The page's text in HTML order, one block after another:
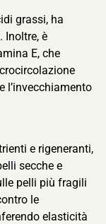
grassi, ha
Inoltre, è
E, che
l’invecchiamento
e rigeneranti,
secche e
pelli più fragili
le
elasticità